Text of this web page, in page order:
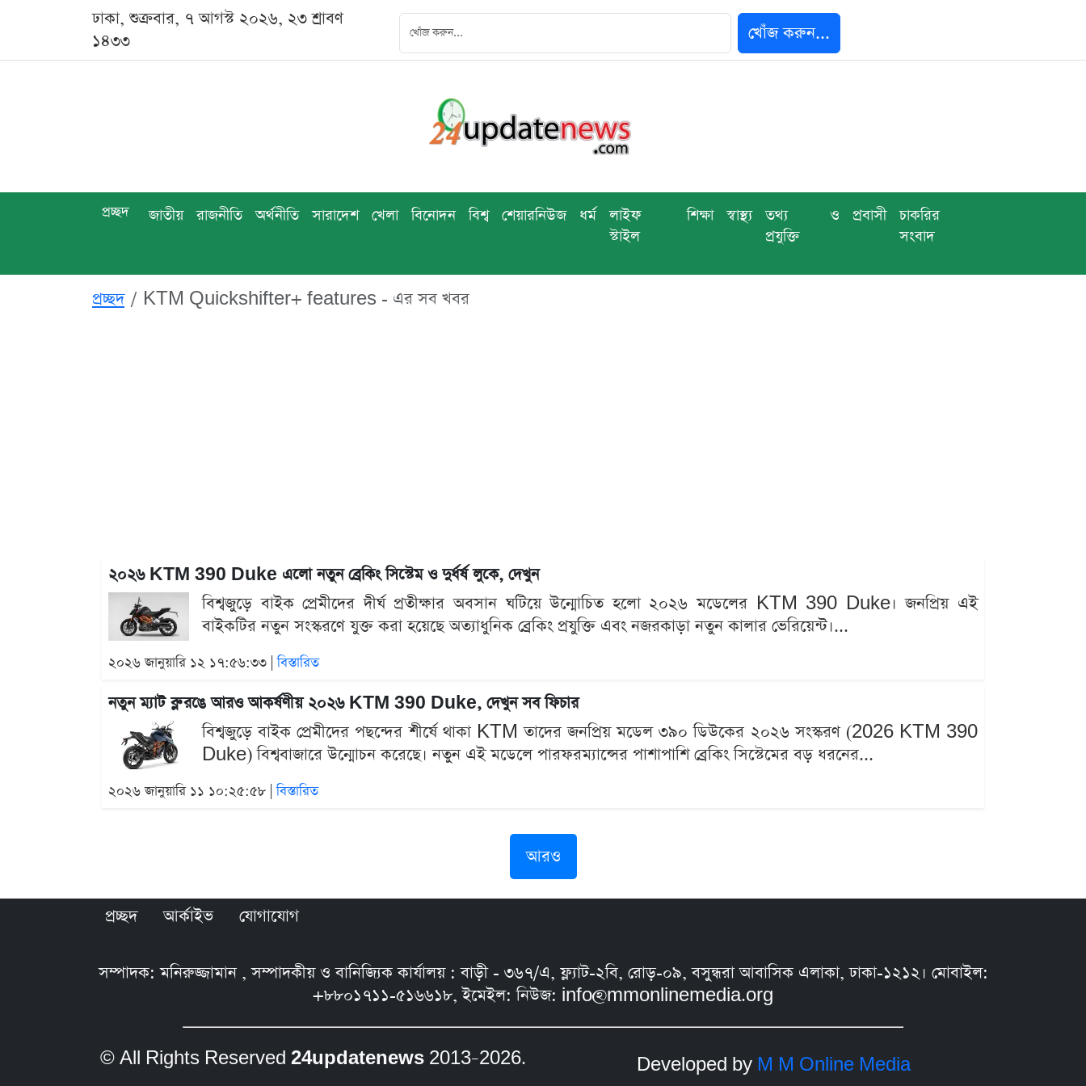
ঢাকা, শুক্রবার, ৭ আগস্ট ২০২৬, ২৩ শ্রাবণ
১৪৩৩
খোঁজ করুন...
প্রচ্ছদ জাতীয় রাজনীতি অর্থনীতি সারাদেশ খেলা বিনোদন বিশ্ব শেয়ারনিউজ ধর্ম
লাইফ
স্টাইল
শিক্ষা স্বাস্থ্য
তথ্য ও
প্রযুক্তি
প্রবাসী
চাকরির
সংবাদ
প্রচ্ছদ KTM Quickshifter+ features - এর সব খবর
২০২৬ KTM 390 Duke এলো নতুন ব্রেকিং সিস্টেম ও দুর্ধর্ষ লুকে, দেখুন
বিশ্বজুড়ে বাইক প্রেমীদের দীর্ঘ প্রতীক্ষার অবসান ঘটিয়ে উন্মোচিত হলো ২০২৬ মডেলের KTM 390 Duke। জনপ্রিয় এই
বাইকটির নতুন সংস্করণে যুক্ত করা হয়েছে অত্যাধুনিক ব্রেকিং প্রযুক্তি এবং নজরকাড়া নতুন কালার ভেরিয়েন্ট।...
২০২৬ জানুয়ারি ১২ ১৭:৫৬:৩৩ |বিস্তারিত
নতুন ম্যাট ব্লু রঙে আরও আকর্ষণীয় ২০২৬ KTM 390 Duke, দেখুন সব ফিচার
বিশ্বজুড়ে বাইক প্রেমীদের পছন্দের শীর্ষে থাকা KTM তাদের জনপ্রিয় মডেল ৩৯০ ডিউকের ২০২৬ সংস্করণ (2026 KTM 390
Duke) বিশ্ববাজারে উন্মোচন করেছে। নতুন এই মডেলে পারফরম্যান্সের পাশাপাশি ব্রেকিং সিস্টেমের বড় ধরনের...
২০২৬ জানুয়ারি ১১ ১০:২৫:৫৮ |বিস্তারিত
আরও
প্রচ্ছদ আর্কাইভ যোগাযোগ
সম্পাদক: মনিরুজ্জামান , সম্পাদকীয় ও বানিজ্যিক কার্যালয় : বাড়ী - ৩৬৭/এ, ফ্ল্যাট-২বি, রোড়-০৯, বসুন্ধরা আবাসিক এলাকা, ঢাকা-১২১২। মোবাইল:
+৮৮০১৭১১-৫১৬৬১৮, ইমেইল: নিউজ: info@mmonlinemedia.org
© All Rights Reserved 24updatenews2013–2026. Developed by M M Online Media